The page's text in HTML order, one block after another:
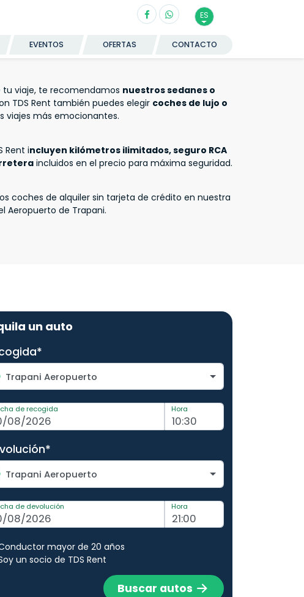
ES
EVENTOS OFERTAS CONTACTO
viaje, te recomendamos nuestros sedanes o
TDS Rent también puedes elegir coches de lujo o
viajes más emocionantes.
Rent incluyen kilómetros ilimitados, seguro RCA
incluidos en el precio para máxima seguridad.
coches de alquiler sin tarjeta de crédito en nuestra
Aeropuerto de Trapani.
un auto
Trapani Aeropuerto
de recogida Hora
Trapani Aeropuerto
de devolución Hora
mayor de 20 años
un socio de TDS Rent
Buscar autos